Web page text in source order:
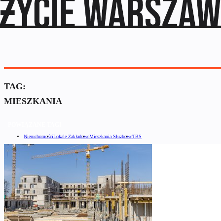
TAG:
MIESZKANIA
NieruchomościLokale ZakładoweMieszkania SłużboweTBS